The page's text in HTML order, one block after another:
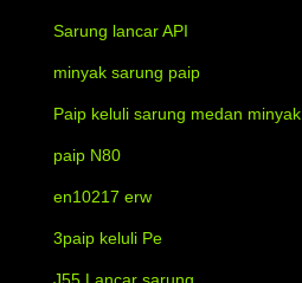
Sarung lancar API
minyak sarung paip
Paip keluli sarung medan minyak
paip N80
en10217 erw
3paip keluli Pe